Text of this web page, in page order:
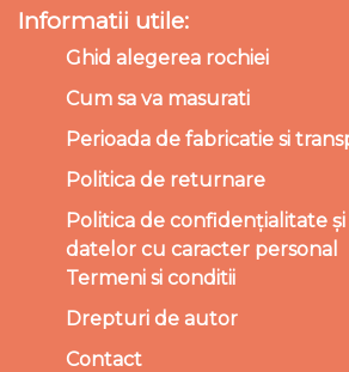
Informatii utile:
Ghid alegerea rochiei
Cum sa va masurati
Perioada de fabricatie si
Politica de returnare
Politica de confidențialitate
datelor cu caracter personal
Termeni si conditii
Drepturi de autor
Contact